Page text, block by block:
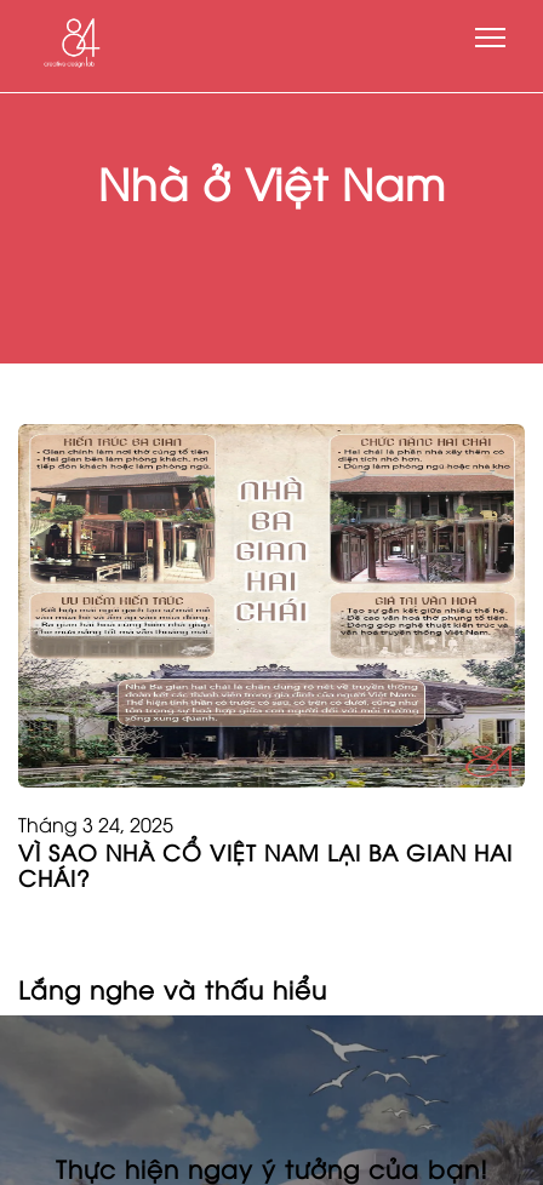
Nhà ở Việt Nam
Tháng 3 24, 2025
VÌ SAO NHÀ CỔ VIỆT NAM LẠI BA GIAN HAI
CHÁI?
Lắng nghe và thấu hiểu
Thực hiện ngay ý tưởng của bạn!